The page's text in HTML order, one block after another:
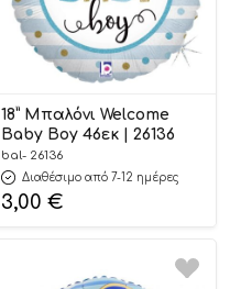
18” Μπαλόνι Welcome
Baby Boy 46εκ | 26136
bal- 26136
Διαθέσιμο από 7-12 ημέρες
3,00 €